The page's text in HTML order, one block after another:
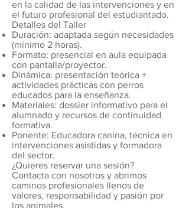
en la calidad de las intervenciones y en
el futuro profesional del estudiantado.
Detalles del Taller
Duración: adaptada según necesidades
(mínimo 2 horas).
Formato: presencial en aula equipada
con pantalla/proyector.
Dinámica: presentación teórica +
actividades prácticas con perros
educados para la enseñanza.
Materiales: dossier informativo para el
alumnado y recursos de continuidad
formativa.
Ponente: Educadora canina, técnica en
intervenciones asistidas y formadora
del sector.
¿Quieres reservar una sesión?
Contacta con nosotros y abrimos
caminos profesionales llenos de
valores, responsabilidad y pasión por
los animales.